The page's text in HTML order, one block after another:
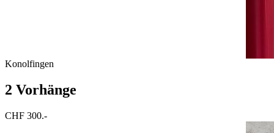
Konolfingen
2 Vorhänge
CHF 300.-